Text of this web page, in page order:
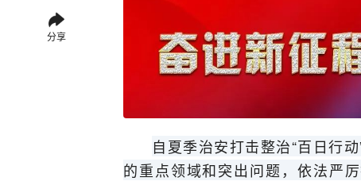
分享
自夏季治安打击整治“百日行
的重点领域和突出问题，依法严